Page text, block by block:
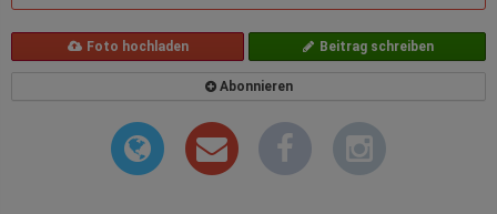
Foto hochladen Beitrag schreiben
Abonnieren
n